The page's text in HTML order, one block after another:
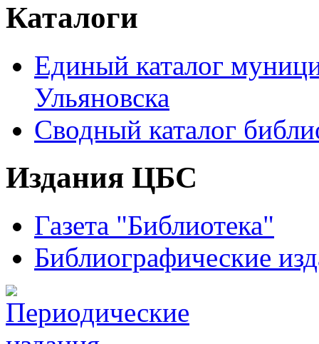
Каталоги
Единый каталог
Ульяновска
Сводный каталог
Издания ЦБС
Газета "Библиотека"
Библиографические